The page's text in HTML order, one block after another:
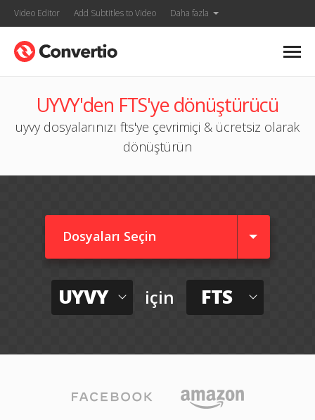
Video Editor Add Subtitles to Video Daha fazla
UYVY'den FTS'ye dönüştürücü
uyvy dosyalarınızı fts'ye çevrimiçi & ücretsiz olarak
dönüştürün
Dosyaları Seçin
UYVY için FTS